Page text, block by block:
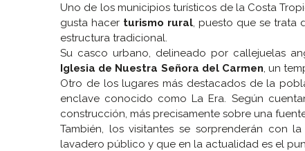
Uno de los municipios turísticos de la Costa
gusta hacer turismo rural, puesto que se trata
estructura tradicional.
Su casco urbano, delineado por callejuelas
Iglesia de Nuestra Señora del Carmen , un
Otro de los lugares más destacados de la
enclave conocido como La Era. Según
construcción, más precisamente sobre una
También, los visitantes se sorprenderán con
lavadero público y que en la actualidad es el